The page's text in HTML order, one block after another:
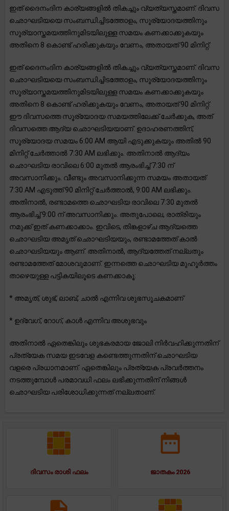
ഇത് ദൈനംദിന കാര്യങ്ങളിൽ തികച്ചും വ്യത്യസ്തമാണ്. ദിവസ
ഛൊഘടിയയെ സംബന്ധിച്ചിടത്തോളം, സൂര്യോദയത്തിനും
സൂര്യാസ്തമയത്തിനുമിടയിലുള്ള സമയം കണക്കാക്കുകയും
അതിനെ 8 കൊണ്ട് ഹരിക്കുകയും വേണം, അതായത് 90 മിനിറ്റ്.
ഇത് ദൈനംദിന കാര്യങ്ങളിൽ തികച്ചും വ്യത്യസ്തമാണ്. ദിവസ
ഛൊഘടിയയെ സംബന്ധിച്ചിടത്തോളം, സൂര്യോദയത്തിനും
സൂര്യാസ്തമയത്തിനുമിടയിലുള്ള സമയം കണക്കാക്കുകയും
അതിനെ 8 കൊണ്ട് ഹരിക്കുകയും വേണം, അതായത് 90 മിനിറ്റ്.
ഈ ദിവസത്തെ സൂര്യോദയ സമയത്തിലേക്ക് ചേർക്കുക, അത്
ദിവസത്തെ ആദ്യ ഛൊഘടിയയാണ്. ഉദാഹരണത്തിന്,
സൂര്യോദയ സമയം 6:00 AM ആയി എടുക്കുകയും അതിൽ 90
മിനിറ്റ് ചേർത്താൽ 7:30 AM ലഭിക്കും. അതിനാൽ ആദ്യം
ഛൊഘടിയ രാവിലെ 6:00 മുതൽ ആരംഭിച്ച് 7:30 ന്
അവസാനിക്കും. വീണ്ടും അവസാനിക്കുന്ന സമയം അതായത്
7:30 AM എടുത്ത് 90 മിനിറ്റ് ചേർത്താൽ, 9:00 AM ലഭിക്കും.
അതിനാൽ, രണ്ടാമത്തെ ഛൊഘടിയ രാവിലെ 7:30 മുതൽ
ആരംഭിച്ച് 9:00 ന് അവസാനിക്കും. അതുപോലെ, രാത്രിയും
നമുക്ക് ഇത് കണക്കാക്കാം. ഇവിടെ, തിങ്കളാഴ്ച ആദ്യത്തെ
ഛൊഘടിയ അമൃത് ഛൊഘടിയയും, രണ്ടാമത്തേത് കാൽ
ഛൊഘടിയയും ആണ്. അതിനാൽ, ആദ്യത്തേത് നല്ലതും
രണ്ടാമത്തേത് മോശവുമാണ്. ഇന്നത്തെ ഛൊഘടിയ മുഹൂർത്തം
താഴെയുള്ള പട്ടികയിലൂടെ കണക്കാകൂ:
* അമൃത്, ശുഭ്, ലാബ്, ചാൽ എന്നിവ ശുഭസൂചകമാണ്
* ഉദ്വേഗ്, റോഗ്, കാൾ എന്നിവ അശുഭവും
അതിനാൽ ഏതെങ്കിലും ശുഭകരമായ ജോലി നിർവഹിക്കുന്നതിന്
പ്രത്യേക സമയ ഇടവേള കണ്ടെത്തുന്നതിന് ഛൊഘടിയ
വളരെ പ്രധാനമാണ്. ഏതെങ്കിലും പ്രത്യേക പ്രവർത്തനം
നടത്തുമ്പോൾ പരമാവധി ഫലം ലഭിക്കുന്നതിന് നിങ്ങൾ
ഛൊഘടിയ പരിശോധിക്കുന്നത് നല്ലതാണ്.
ദിവസം രാശി ഫലം ജാതകം 2026